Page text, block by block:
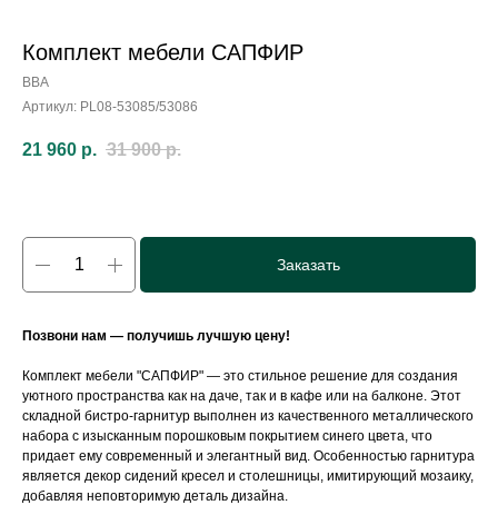
Комплект мебели САПФИР
ВВА
Артикул: PL08-53085/53086
21 960 р. 31 900 р.
Заказать
Позвони нам — получишь лучшую цену!
Комплект мебели "САПФИР" — это стильное решение для создания
уютного пространства как на даче, так и в кафе или на балконе. Этот
складной бистро-гарнитур выполнен из качественного металлического
набора с изысканным порошковым покрытием синего цвета, что
придает ему современный и элегантный вид. Особенностью гарнитура
является декор сидений кресел и столешницы, имитирующий мозаику,
добавляя неповторимую деталь дизайна.